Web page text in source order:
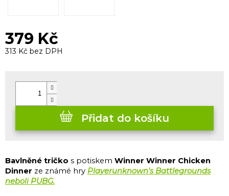
379 Kč
313 Kč bez DPH
Přidat do košíku
Bavlněné tričko s potiskem Winner Winner Chicken
Dinner ze známé hry Playerunknown's Battlegrounds
neboli PUBG.